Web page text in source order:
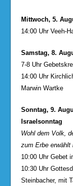
Mittwoch, 5.
14:00 Uhr Veeh-
Samstag, 8.
7-8 Uhr
14:00 Uhr
Marwin Wartke
Sonntag, 9.
Israelsonntag
Wohl dem Volk,
zum Erbe
10:00 Uhr Gebet
10:30 Uhr
Steinbacher, mit